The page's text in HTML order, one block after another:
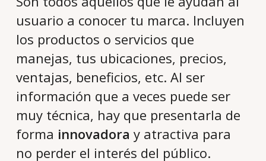
usuario a conocer tu marca. Incluyen
los productos o servicios que
manejas, tus ubicaciones, precios,
ventajas, beneficios, etc. Al ser
información que a veces puede ser
muy técnica, hay que presentarla de
forma innovadora y atractiva para
no perder el interés del público.